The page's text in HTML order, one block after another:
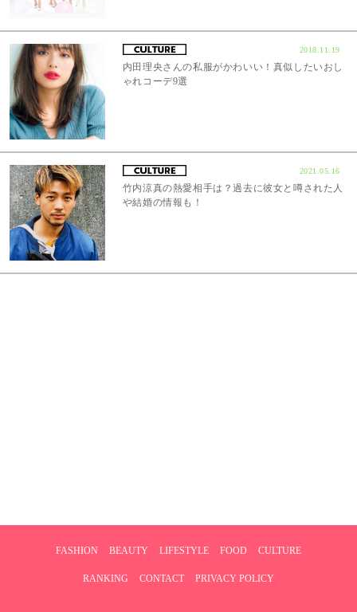
2018.11.19
内田理央さんの私服がかわいい！真似したいおし
ゃれコーデ9選
2021.05.16
竹内涼真の熱愛相手は？過去に彼女と噂された人
や結婚の情報も！
FASHION BEAUTY LIFESTYLE FOOD CULTURE
RANKING CONTACT PRIVACY POLICY